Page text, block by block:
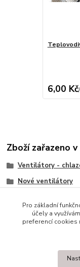
6,00 Kč/
Zboží zařazeno
Ventilátory -
Nové ventilátory
© 2014 - 2025 Díly
Pro základní
účely a
preferencí cookies